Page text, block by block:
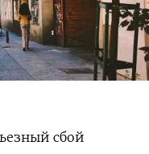
сбой